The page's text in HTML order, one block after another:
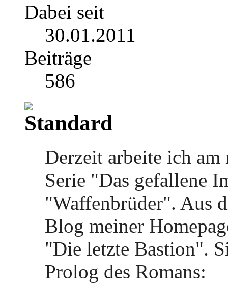
Dabei seit
30.01.2011
Beiträge
586
Derzeit arbeite ich
Serie "Das gefallene
"Waffenbrüder". Aus
Blog meiner
"Die letzte Bastion".
Prolog des Romans: